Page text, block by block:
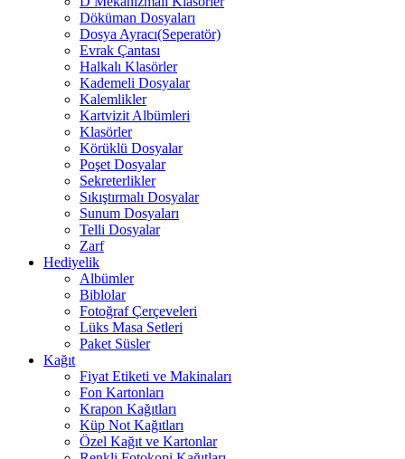
Döküman Dosyaları
Dosya Ayracı(Seperatör)
Evrak Çantası
Halkalı Klasörler
Kademeli Dosyalar
Kalemlikler
Kartvizit Albümleri
Klasörler
Körüklü Dosyalar
Poşet Dosyalar
Sekreterlikler
Sıkıştırmalı Dosyalar
Sunum Dosyaları
Telli Dosyalar
Zarf
Hediyelik
Albümler
Biblolar
Fotoğraf Çerçeveleri
Lüks Masa Setleri
Paket Süsler
Kağıt
Fiyat Etiketi ve Makinaları
Fon Kartonları
Krapon Kağıtları
Küp Not Kağıtları
Özel Kağıt ve Kartonlar